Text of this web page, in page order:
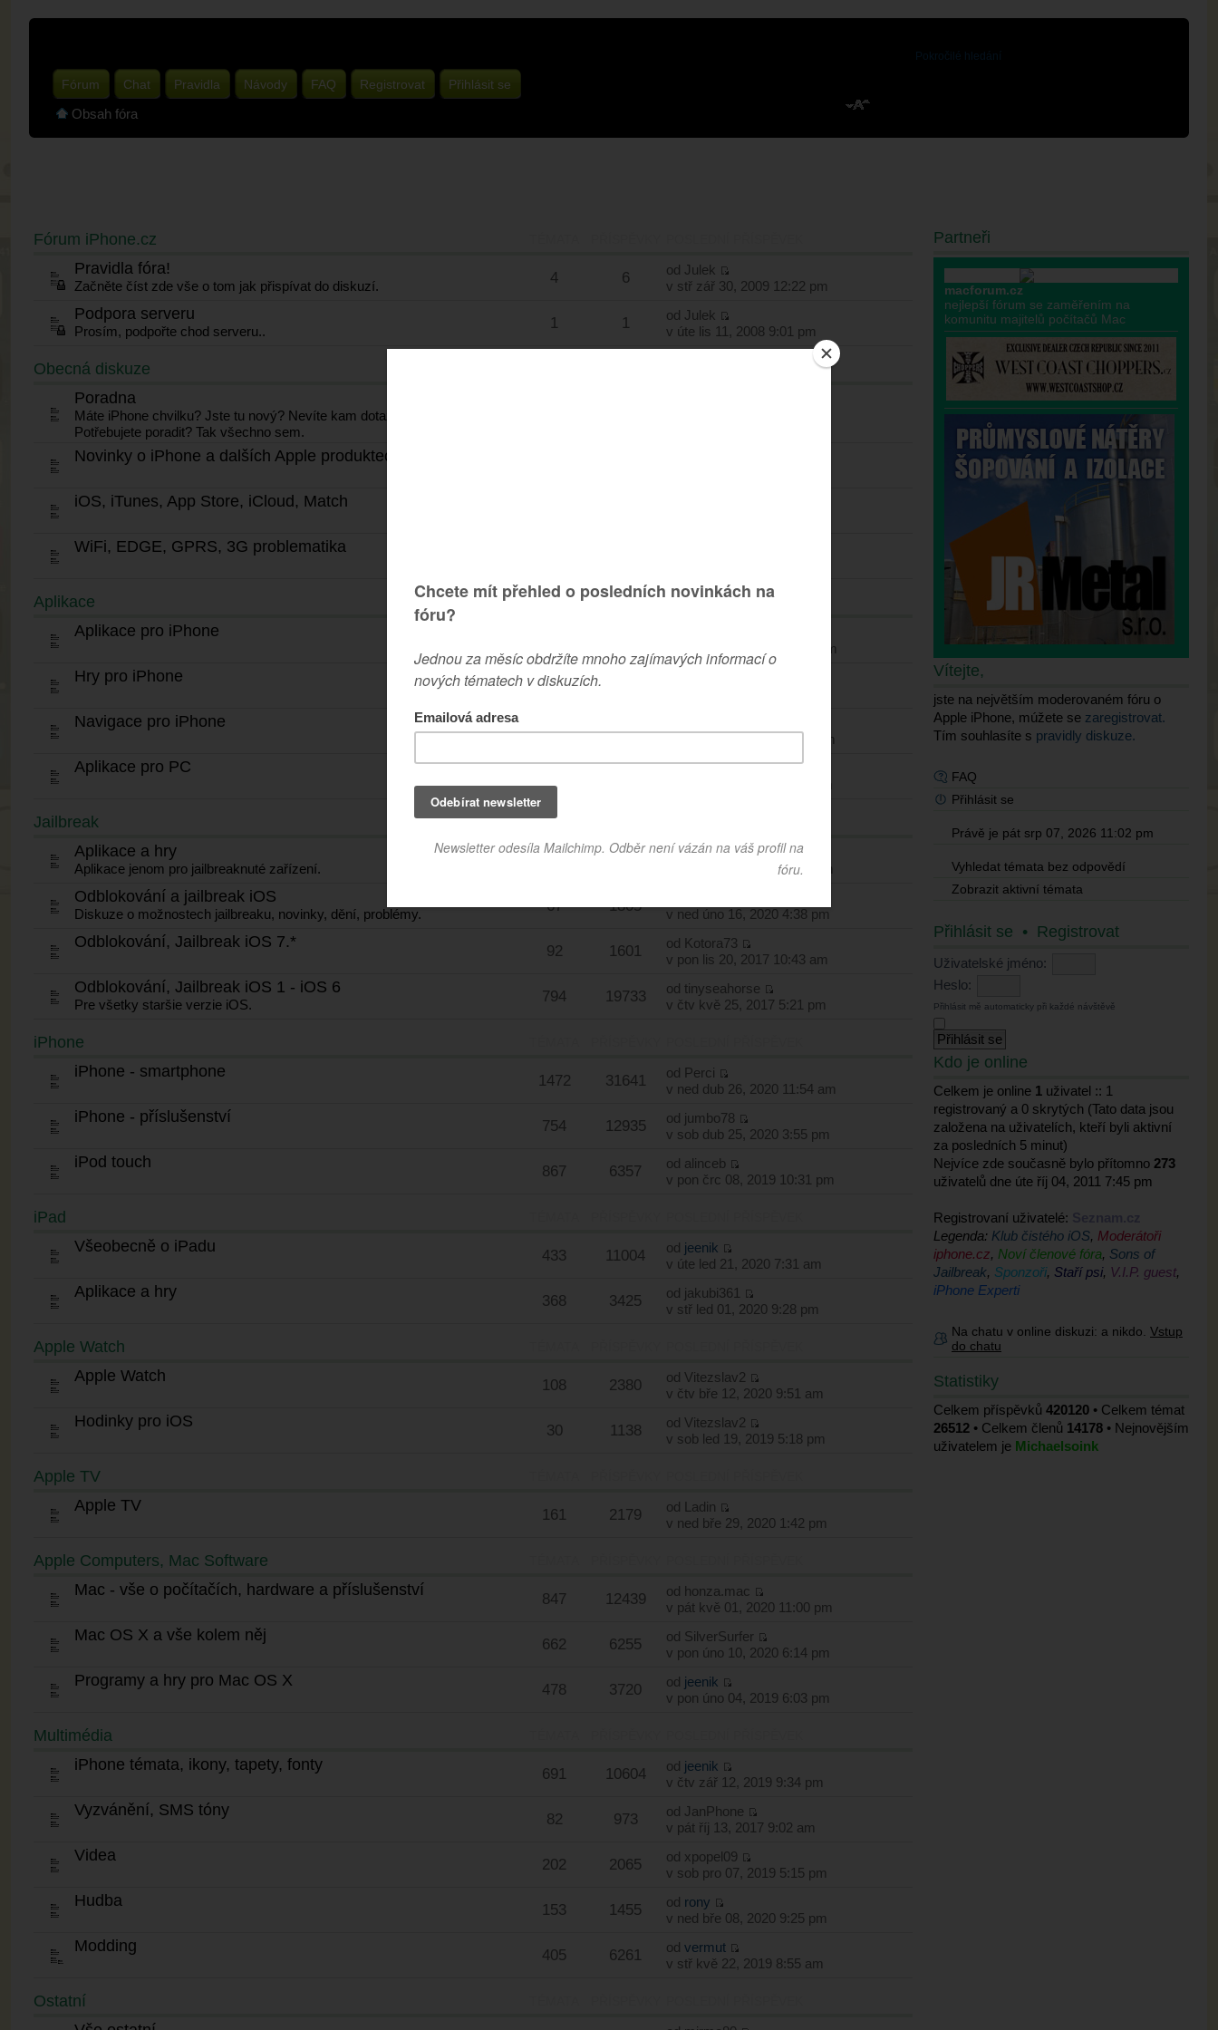
Fórum Chat Pravidla Návody FAQ Registrovat Přihlásit se
Obsah fóra
Pokročilé hledání
Fórum iPhone.cz
Pravidla fóra!
Začněte číst zde vše o tom jak přispívat do diskuzí. 4 6 od Julek
v stř zář 30, 2009 12:22 pm
Podpora serveru
Prosím, podpořte chod serveru.. 1 1 od Julek
v úte lis 11, 2008 9:01 pm
Obecná diskuze
Poradna
Máte iPhone chvilku? Jste tu nový? Nevíte kam dotaz zařadit?
Potřebujete poradit? Tak všechno sem.
Novinky o iPhone a dalších Apple produktech
iOS, iTunes, App Store, iCloud, Match
WiFi, EDGE, GPRS, 3G problematika
Aplikace TÉMATA PŘÍSPĚVKY POSLEDNÍ PŘÍSPĚVEK
Aplikace pro iPhone
v ned úno 23, 2020 10:25 am
Hry pro iPhone
1849
Navigace pro iPhone
195 8563
v pon úno 17, 2020 11:11 pm
Aplikace pro PC odMr. Bramburek
Jailbreak TÉMATA
Aplikace a hry
Aplikace jenom pro jailbreaknuté zařízení.
odmike-biker
v ned bře 15, 2020 12:11 am
Odblokování a jailbreak iOS
Diskuze o možnostech jailbreaku, novinky, dění, problémy. 67 1805
v ned úno 16, 2020 4:38 pm
Odblokování, Jailbreak iOS 7.*
92 1601 od Kotora73
v pon lis 20, 2017 10:43 am
Odblokování, Jailbreak iOS 1 - iOS 6
Pre všetky staršie verzie iOS. 794 19733 od tinyseahorse
v čtv kvě 25, 2017 5:21 pm
iPhone
iPhone - smartphone
1472 31641 od Perci
v ned dub 26, 2020 11:54 am
iPhone - příslušenství
754 12935 od jumbo78
v sob dub 25, 2020 3:55 pm
iPod touch
867 6357 od alinceb
v pon črc 08, 2019 10:31 pm
iPad
Všeobecně o iPadu
433 11004 od jeenik
v úte led 21, 2020 7:31 am
Aplikace a hry
368 3425 od jakubi361
v stř led 01, 2020 9:28 pm
Apple Watch
Apple Watch
108 2380 od Vitezslav2
v čtv bře 12, 2020 9:51 am
Hodinky pro iOS
30 1138 od Vitezslav2
v sob led 19, 2019 5:18 pm
Apple TV
Apple TV
161 2179 od Ladin
v ned bře 29, 2020 1:42 pm
Apple Computers, Mac Software
Mac - vše o počítačích, hardware a příslušenství
847 12439 od honza.mac
v pát kvě 01, 2020 11:00 pm
Mac OS X a vše kolem něj
662 6255 od SilverSurfer
v pon úno 10, 2020 6:14 pm
Programy a hry pro Mac OS X
478 3720 od jeenik
v pon úno 04, 2019 6:03 pm
Multimédia
iPhone témata, ikony, tapety, fonty
691 10604 od jeenik
v čtv zář 12, 2019 9:34 pm
Vyzvánění, SMS tóny
82 973 od JanPhone
v pát říj 13, 2017 9:02 am
Videa
202 2065 od xpopel09
v sob pro 07, 2019 5:15 pm
Hudba
153 1455 od rony
v ned bře 08, 2020 9:25 pm
Modding
405 6261 odvermut
v stř kvě 22, 2019 8:55 am
Ostatní
Partneři
macforum.cz
nejlepší fórum se zaměřením na
komunitu majitelů počítačů Mac
Vítejte,
jste na největším moderovaném fóru o
Apple iPhone, múžete se zaregistrovat.
Tím souhlasíte s pravidly diskuze.
FAQ
Přihlásit se
Právě je pát srp 07, 2026 11:02 pm
Vyhledat témata bez odpovědí
Zobrazit aktivní témata
Přihlásit se • Registrovat
Uživatelské jméno:
Heslo:
Přihlásit mě automaticky při každé návštěvě
Kdo je online
Celkem je online 1 uživatel :: 1
registrovaný a 0 skrytých (Tato data jsou
založena na uživatelích, kteří byli aktivní
za posledních 5 minut)
Nejvíce zde současně bylo přítomno 273
uživatelů dne úte říj 04, 2011 7:45 pm
Registrovaní uživatelé:
Legenda: Klub čistého iOS, Moderátoři
iphone.cz, Noví členové fóra, Sons of
Jailbreak, Sponzoři, Staří psi, V.I.P. guest,
iPhone Experti
Na chatu v online diskuzi: a nikdo. Vstup
do chatu
Statistiky
Celkem příspěvků 420120 • Celkem témat
26512 • Celkem členů 14178 • Nejnovějším
uživatelem je Michaelsoink